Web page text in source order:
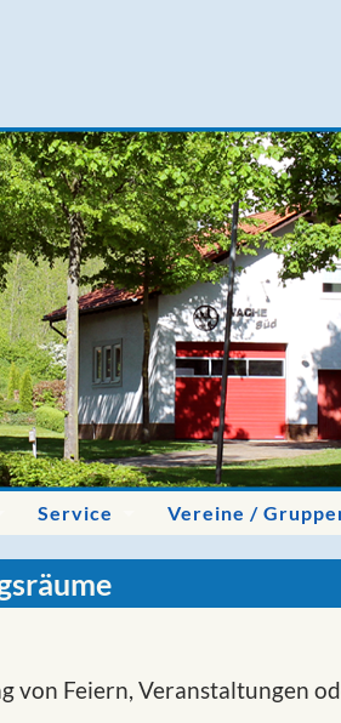
Service Vereine /
Feiern, Veranstaltungen